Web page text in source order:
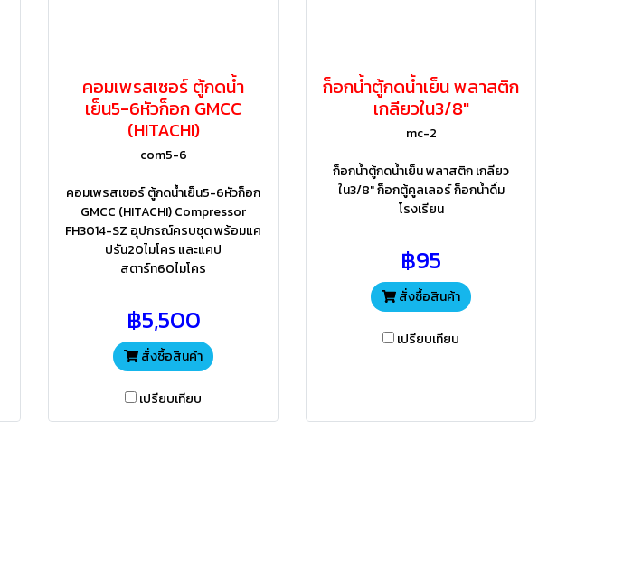
คอมเพรสเซอร์ ตู้กดน้ำ
เย็น5-6หัวก็อก GMCC
(HITACHI)
com5-6
คอมเพรสเซอร์ ตู้กดน้ำเย็น5-6หัวก็อก
GMCC (HITACHI) Compressor
FH3014-SZ อุปกรณ์ครบชุด พร้อมแค
ปรัน20ไมโคร และแคป
สตาร์ท60ไมโคร
฿5,500
สั่งซื้อสินค้า
เปรียบเทียบ
ก็อกน้ำตู้กดน้ำเย็น พลาสติก
เกลียวใน3/8"
mc-2
ก็อกน้ำตู้กดน้ำเย็น พลาสติก เกลียว
ใน3/8" ก็อกตู้คูลเลอร์ ก็อกน้ำดื่ม
โรงเรียน
฿95
สั่งซื้อสินค้า
เปรียบเทียบ